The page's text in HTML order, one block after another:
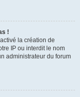
!
la création de
IP ou interdit le nom
administrateur du forum